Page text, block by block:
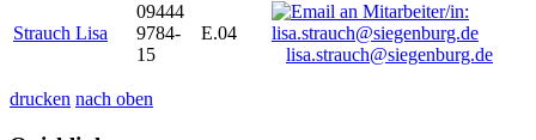
Strauch Lisa
09444
9784-
15
E.04
lisa.strauch@siegenburg.de
drucken nach oben